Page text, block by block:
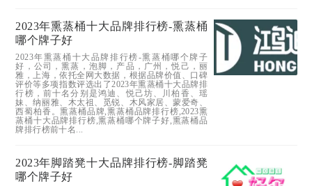
2023年熏蒸桶十大品牌排行榜-熏蒸桶
哪个牌子好
2023年熏蒸桶十大品牌排行榜-熏蒸桶哪个牌子
好，公司，熏蒸，泡脚，产品，广州，悦己，丽
雅，上海，依托全网大数据，根据品牌价值、口碑
评价等多项指数评选出了2023年熏蒸桶十大品牌排
行榜，前十名分别是鸿迪、悦己坊、川柏香、瑶
妹、纳丽雅、木太祖、觅锐、木风家居、蒙爱奇、
西蜀柏香。熏蒸桶品牌,熏蒸桶品牌排行榜,2023熏
蒸桶十大品牌排行榜,熏蒸桶哪个牌子好,熏蒸桶品
牌排行榜前十名...
2023年脚踏凳十大品牌排行榜-脚踏凳
哪个牌子好